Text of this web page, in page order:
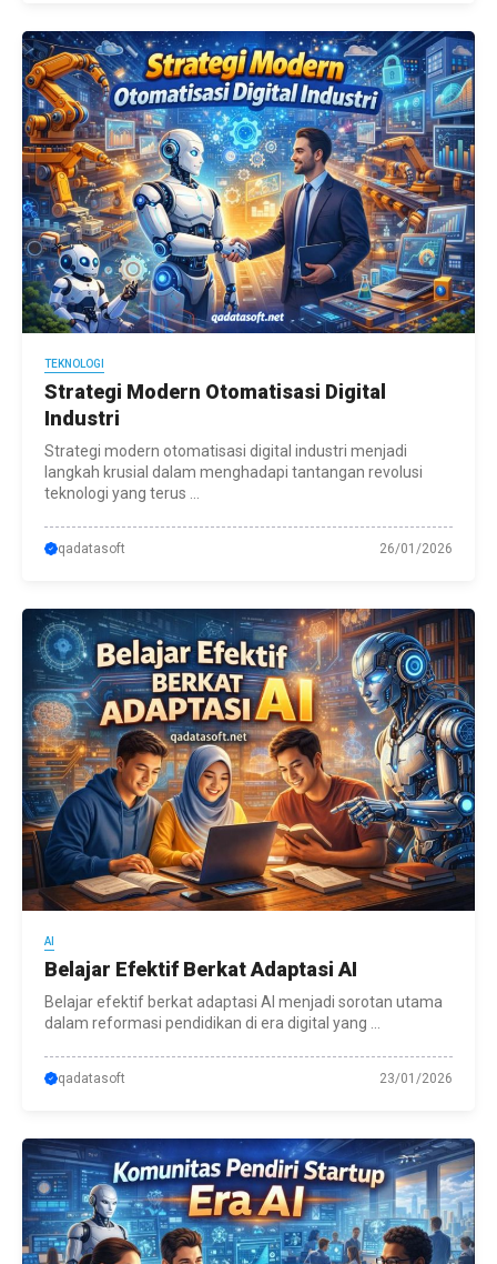
TEKNOLOGI
Strategi Modern Otomatisasi Digital
Industri
Strategi modern otomatisasi digital industri menjadi
langkah krusial dalam menghadapi tantangan revolusi
teknologi yang terus ...
qadatasoft 26/01/2026
AI
Belajar Efektif Berkat Adaptasi AI
Belajar efektif berkat adaptasi AI menjadi sorotan utama
dalam reformasi pendidikan di era digital yang ...
qadatasoft 23/01/2026